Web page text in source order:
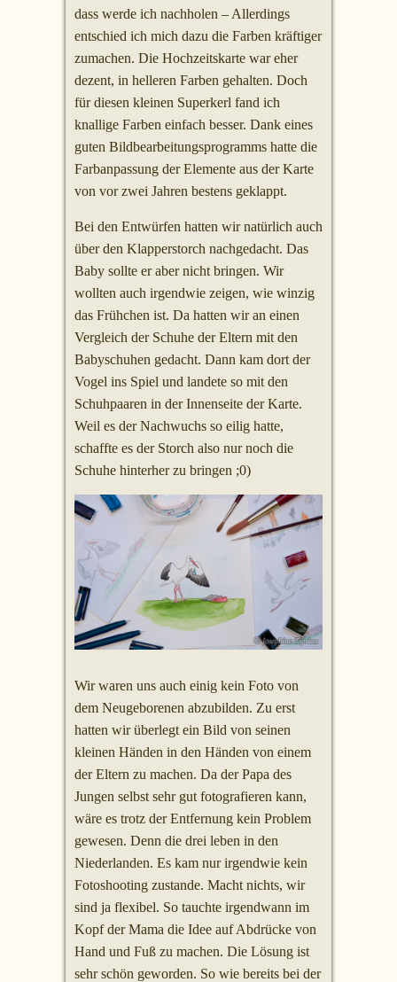
dass werde ich nachholen – Allerdings
entschied ich mich dazu die Farben kräftiger
zumachen. Die Hochzeitskarte war eher
dezent, in helleren Farben gehalten. Doch
für diesen kleinen Superkerl fand ich
knallige Farben einfach besser. Dank eines
guten Bildbearbeitungsprogramms hatte die
Farbanpassung der Elemente aus der Karte
von vor zwei Jahren bestens geklappt.
Bei den Entwürfen hatten wir natürlich auch
über den Klapperstorch nachgedacht. Das
Baby sollte er aber nicht bringen. Wir
wollten auch irgendwie zeigen, wie winzig
das Frühchen ist. Da hatten wir an einen
Vergleich der Schuhe der Eltern mit den
Babyschuhen gedacht. Dann kam dort der
Vogel ins Spiel und landete so mit den
Schuhpaaren in der Innenseite der Karte.
Weil es der Nachwuchs so eilig hatte,
schaffte es der Storch also nur noch die
Schuhe hinterher zu bringen ;0)
Wir waren uns auch einig kein Foto von
dem Neugeborenen abzubilden. Zu erst
hatten wir überlegt ein Bild von seinen
kleinen Händen in den Händen von einem
der Eltern zu machen. Da der Papa des
Jungen selbst sehr gut fotografieren kann,
wäre es trotz der Entfernung kein Problem
gewesen. Denn die drei leben in den
Niederlanden. Es kam nur irgendwie kein
Fotoshooting zustande. Macht nichts, wir
sind ja flexibel. So tauchte irgendwann im
Kopf der Mama die Idee auf Abdrücke von
Hand und Fuß zu machen. Die Lösung ist
sehr schön geworden. So wie bereits bei der